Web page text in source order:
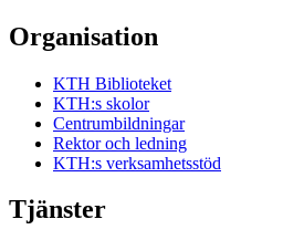
Organisation
KTH Biblioteket
KTH:s skolor
Centrumbildningar
Rektor och ledning
KTH:s verksamhetsstöd
Tjänster